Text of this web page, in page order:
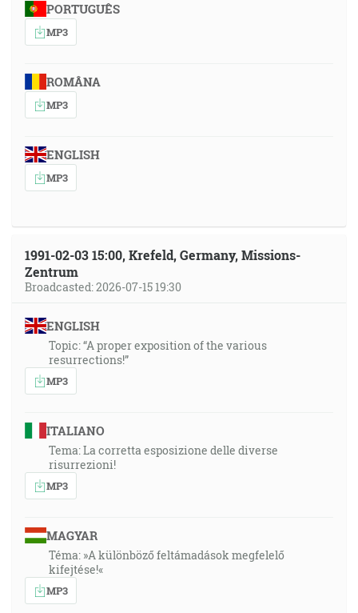
PORTUGUÊS
MP3
ROMÂNA
MP3
ENGLISH
MP3
1991-02-03 15:00, Krefeld, Germany, Missions-
Zentrum
Broadcasted: 2026-07-15 19:30
ENGLISH
Topic: “A proper exposition of the various
resurrections!”
MP3
ITALIANO
Tema: La corretta esposizione delle diverse
risurrezioni!
MP3
MAGYAR
Téma: »A különböző feltámadások megfelelő
kifejtése!«
MP3